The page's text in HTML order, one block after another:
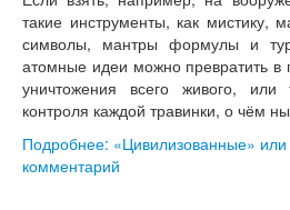
такие инструменты, как мистику,
символы, мантры формулы и
атомные идеи можно превратить в
уничтожения всего живого, или
контроля каждой травинки, о чём
Подробнее: «Цивилизованные»
комментарий